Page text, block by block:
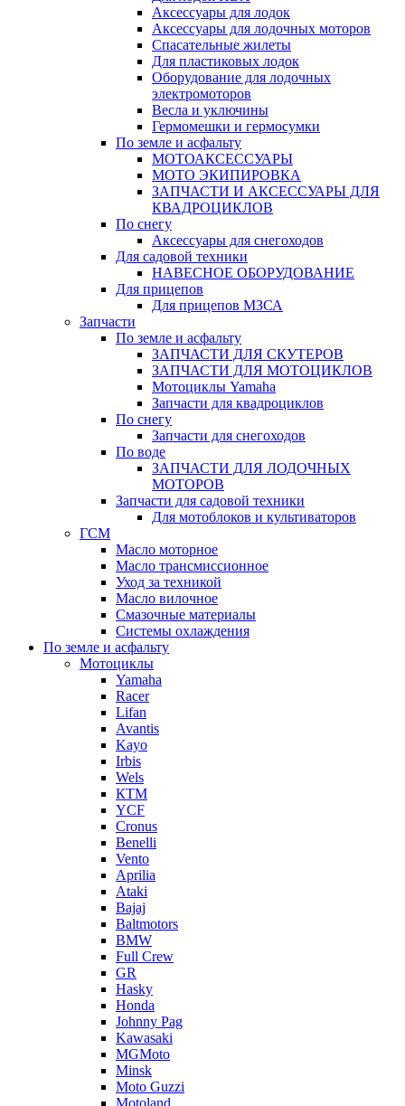
Аксессуары для лодок
Аксессуары для лодочных моторов
Спасательные жилеты
Для пластиковых лодок
Оборудование для лодочных
электромоторов
Весла и уключины
Гермомешки и гермосумки
По земле и асфальту
МОТОАКСЕССУАРЫ
МОТО ЭКИПИРОВКА
ЗАПЧАСТИ И АКСЕССУАРЫ ДЛЯ
КВАДРОЦИКЛОВ
По снегу
Аксессуары для снегоходов
Для садовой техники
НАВЕСНОЕ ОБОРУДОВАНИЕ
Для прицепов
Для прицепов МЗСА
Запчасти
По земле и асфальту
ЗАПЧАСТИ ДЛЯ СКУТЕРОВ
ЗАПЧАСТИ ДЛЯ МОТОЦИКЛОВ
Мотоциклы Yamaha
Запчасти для квадроциклов
По снегу
Запчасти для снегоходов
По воде
ЗАПЧАСТИ ДЛЯ ЛОДОЧНЫХ
МОТОРОВ
Запчасти для садовой техники
Для мотоблоков и культиваторов
ГСМ
Масло моторное
Масло трансмиссионное
Уход за техникой
Масло вилочное
Смазочные материалы
Системы охлаждения
По земле и асфальту
Мотоциклы
Yamaha
Racer
Lifan
Avantis
Kayo
Irbis
Wels
КТМ
YCF
Cronus
Benelli
Vento
Aprilia
Ataki
Bajaj
Baltmotors
BMW
Full Crew
GR
Hasky
Honda
Johnny Pag
Kawasaki
MGMoto
Minsk
Moto Guzzi
Motoland